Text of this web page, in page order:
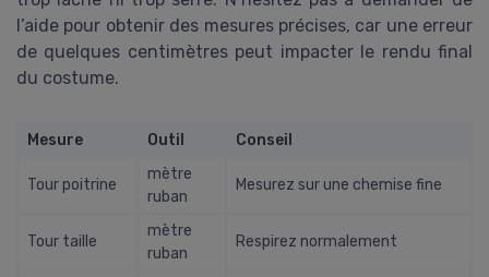
l’aide pour obtenir des mesures précises, car une erreur
de quelques centimètres peut impacter le rendu final
du costume.
Mesure Outil Conseil
Tour poitrine
mètre
ruban
Mesurez sur une chemise fine
Tour taille
mètre
ruban
Respirez normalement